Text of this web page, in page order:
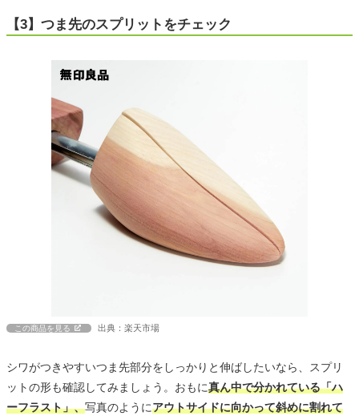
【3】つま先のスプリットをチェック
この商品を見る 出典：楽天市場
シワがつきやすいつま先部分をしっかりと伸ばしたいなら、スプリ
ットの形も確認してみましょう。おもに真ん中で分かれている「ハ
ーフラスト」、写真のようにアウトサイドに向かって斜めに割れて